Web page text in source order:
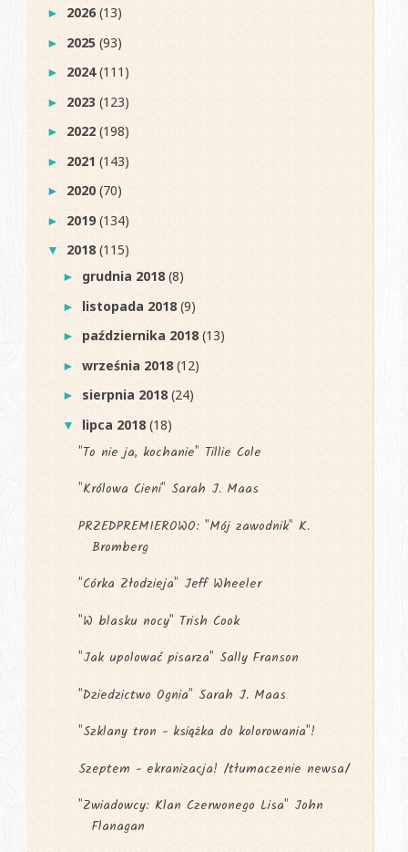
► 2026(13)
► 2025(93)
► 2024(111)
► 2023(123)
► 2022(198)
► 2021(143)
► 2020(70)
► 2019(134)
▼ 2018(115)
► grudnia 2018(8)
► listopada 2018(9)
► października 2018(13)
►września 2018(12)
► sierpnia 2018(24)
▼ lipca 2018(18)
"To nie ja, kochanie" Tillie Cole
"Królowa Cieni" Sarah J. Maas
PRZEDPREMIEROWO: "Mój zawodnik" K.
Bromberg
"Córka Złodzieja" Jeff Wheeler
"W blasku nocy" Trish Cook
"Jak upolować pisarza" Sally Franson
"Dziedzictwo Ognia" Sarah J. Maas
"Szklany tron - książka do kolorowania"!
Szeptem - ekranizacja! /tłumaczenie newsa/
"Zwiadowcy: Klan Czerwonego Lisa" John
Flanagan